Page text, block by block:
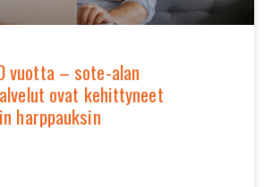
vuotta – sote-alan
ovat kehittyneet
harppauksin